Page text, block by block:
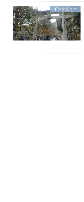
インタビュー